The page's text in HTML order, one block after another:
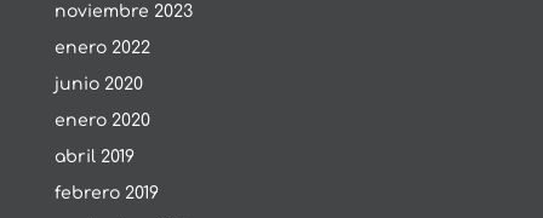
noviembre 2023
enero 2022
junio 2020
enero 2020
abril 2019
febrero 2019